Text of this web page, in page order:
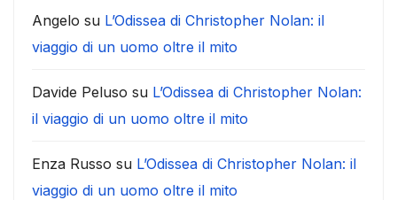
Angelo su L’Odissea di Christopher Nolan: il
viaggio di un uomo oltre il mito
Davide Peluso su L’Odissea di Christopher Nolan:
il viaggio di un uomo oltre il mito
Enza Russo su L’Odissea di Christopher Nolan: il
viaggio di un uomo oltre il mito